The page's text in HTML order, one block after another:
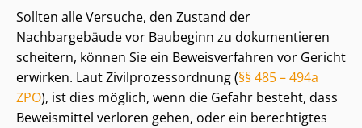
Sollten alle Versuche, den Zustand der
Nachbargebäude vor Baubeginn zu dokumentieren
scheitern, können Sie ein Beweisverfahren vor Gericht
erwirken. Laut Zi­vil­pro­zess­ord­nung (§§ 485 – 494a
ZPO), ist dies möglich, wenn die Gefahr besteht, dass
Beweismittel verloren gehen, oder ein berechtigtes